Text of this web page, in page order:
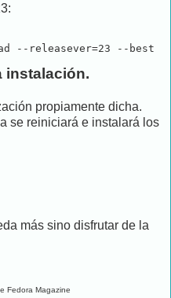
--releasever=23 --best
instalación.
propiamente dicha.
se reiniciará e instalará los
más sino disfrutar de la
Fedora Magazine